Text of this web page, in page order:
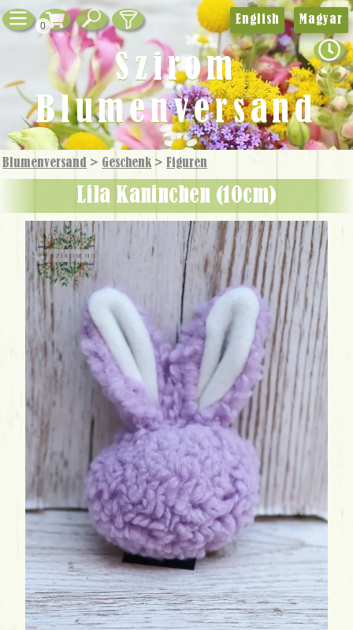
0
Blumenversand > Geschenk > Figuren
lila Kaninchen (10cm)
English Magyar
Szirom
Blumenversand